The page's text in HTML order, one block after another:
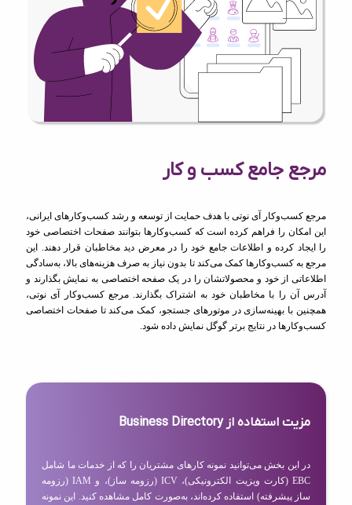
مرجع جامع کسب و کار
مرجع کسب‌وکار آی نوتی با هدف حمایت از توسعه و رشد کسب‌وکارهای ایرانی،
این امکان را فراهم کرده است که کسب‌وکارها بتوانند صفحات اختصاصی خود
را ایجاد کرده و اطلاعات جامع خود را در معرض دید مخاطبان قرار دهند. این
مرجع به کسب‌وکارها کمک می‌کند تا بدون نیاز به صرف هزینه‌های بالا، به‌سادگی
اطلاعاتی از خود و محصولاتشان را در یک صفحه اختصاصی به نمایش بگذارند و
آدرس آن را با مخاطبان خود به اشتراک بگذارند. مرجع کسب‌وکار آی نوتی،
همچنین با بهینه‌سازی در موتورهای جستجو، کمک می‌کند تا صفحات اختصاصی
کسب‌وکارها در نتایج برتر گوگل نمایش داده شود.
مزیت استفاده از Business Directory
در این بخش می‌توانید نمونه کارهای مشتریان را که از خدمات ما شامل
EBC (کارت ویزیت الکترونیکی)، ICV (رزومه ساز)، و IAM (رزومه
ساز پیشرفته) استفاده کرده‌اند، به‌صورت کامل مشاهده کنید. این نمونه